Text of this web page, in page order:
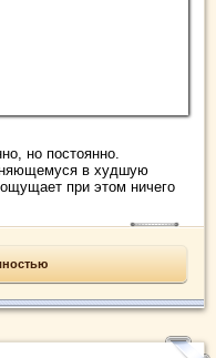
но постоянно.
в худшую
при этом ничего